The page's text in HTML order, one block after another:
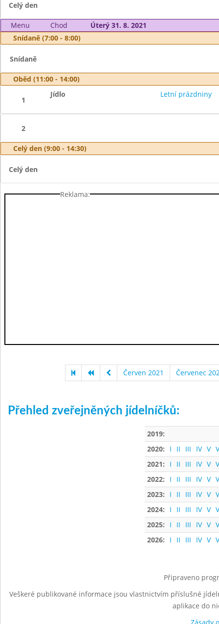
Celý den
Menu Chod
Úterý 31. 8. 2021
Snídaně (7:00 - 8:00)
Snídaně
Oběd (11:00 - 14:00)
1
Jídlo Letní prázdniny
2
Celý den (9:00 - 14:30)
Celý den
Reklama:
Červen 2021 Červenec
Přehled zveřejněných jídelníčků:
2019:
2020:
I II III IV V
2021:
I II III IV V
2022:
I II III IV V
2023:
I II III IV V
2024:
I II III IV V
2025:
I II III IV V
2026:
I II III IV V
Připraveno
Veškeré publikované informace jsou vlastnictvím příslušné
aplikace do